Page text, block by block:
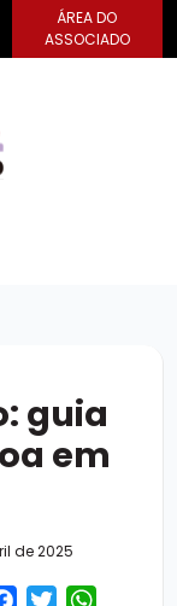
ÁREA DO
ASSOCIADO
guia
em
de 2025